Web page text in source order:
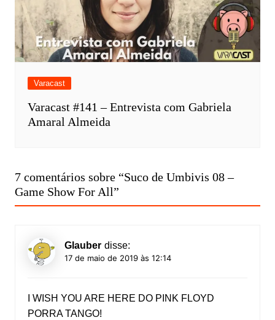
Varacast
Varacast #141 – Entrevista com Gabriela
Amaral Almeida
7 comentários sobre “Suco de Umbivis 08 –
Game Show For All”
Glauber disse:
17 de maio de 2019 às 12:14
I WISH YOU ARE HERE DO PINK FLOYD
PORRA TANGO!